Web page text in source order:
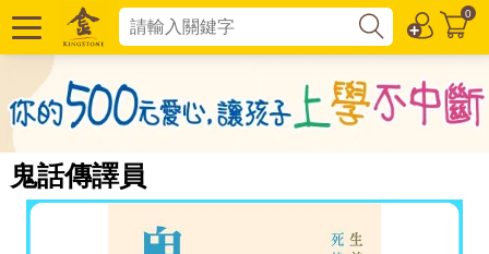
0
鬼話傳譯員